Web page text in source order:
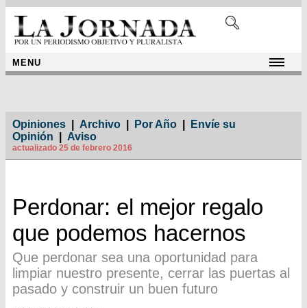
MENU
Opiniones Archivo Por Año
Envíe su
Opinión
Aviso
actualizado 25 de febrero 2016
Perdonar: el mejor regalo
que podemos hacernos
Que perdonar sea una oportunidad para
limpiar nuestro presente, cerrar las puertas al
pasado y construir un buen futuro